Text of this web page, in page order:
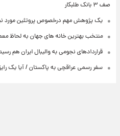
صف ۳ بانک طلبکار
یک پژوهش مهم درخصوص پروتئین مورد
منتخب بهترین خانه های جهان به لحاظ
قراردادهای نجومی به والیبال ایران هم
سفر رسمی عراقچی به پاکستان / آیا یک